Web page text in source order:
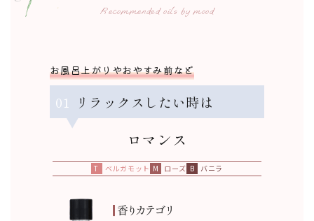
Recommended oils by mood
お風呂上がりやおやすみ前など
01 リラックスしたい時は
ロマンス
ベルガモット ローズ バニラ